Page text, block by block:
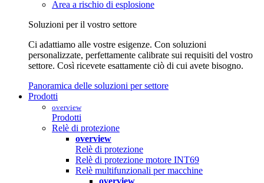
Area a rischio di esplosione
Soluzioni per il vostro settore
Ci adattiamo alle vostre esigenze. Con soluzioni
personalizzate, perfettamente calibrate sui requisiti del vostro
settore. Così ricevete esattamente ciò di cui avete bisogno.
Panoramica delle soluzioni per settore
Prodotti
overview
Prodotti
Relè di protezione
overview
Relè di protezione
Relè di protezione motore INT69
Relè multifunzionali per macchine
overview